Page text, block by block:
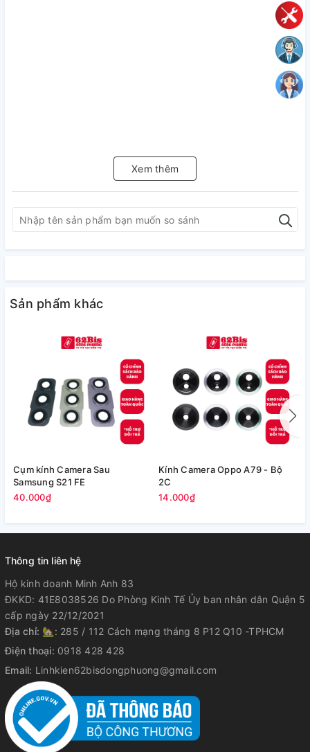
Xem thêm
Sản phẩm khác
Cụm kính Camera Sau
Samsung S21 FE
40.000₫
Kính Camera Oppo A79 - Bộ
2C
14.000₫
Thông tin liên hệ
Hộ kinh doanh Minh Anh 83
ĐKKD: 41E8038526 Do Phòng Kinh Tế Ủy ban nhân dân Quận 5
cấp ngày 22/12/2021
Địa chỉ: 🏡: 285 / 112 Cách mạng tháng 8 P12 Q10 -TPHCM
Điện thoại: 0918 428 428
Email: Linhkien62bisdongphuong@gmail.com